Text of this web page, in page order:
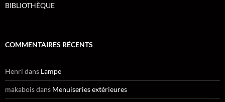
BIBLIOTHÈQUE
COMMENTAIRES RÉCENTS
Henri dans Lampe
makaboisdans Menuiseries extérieures